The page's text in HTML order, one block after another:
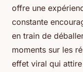
offre une
constante
en train de
moments sur les
effet viral qui